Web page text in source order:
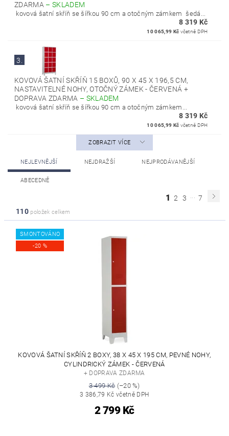
ZDARMA –SKLADEM
kovová šatní skříň se šířkou 90 cm a otočným zámkem šedá...
8 319 Kč
10 065,99 Kč včetně DPH
3.
KOVOVÁ ŠATNÍ SKŘÍŇ 15 BOXŮ, 90 X 45 X 196,5 CM,
NASTAVITELNÉ NOHY, OTOČNÝ ZÁMEK - ČERVENÁ +
DOPRAVA ZDARMA – SKLADEM
kovová šatní skříň se šířkou 90 cm a otočným zámkem...
8 319 Kč
10 065,99 Kč včetně DPH
ZOBRAZIT VÍCE
NEJLEVNĚJŠÍ NEJDRAŽŠÍ NEJPRODÁVANĚJŠÍ
ABECEDNĚ
1 2 3 ... 7
110položek celkem
SMONTOVÁNO
-20 %
KOVOVÁ ŠATNÍ SKŘÍŇ 2 BOXY, 38 X 45 X 195 CM, PEVNÉ NOHY,
CYLINDRICKÝ ZÁMEK - ČERVENÁ
+ DOPRAVA ZDARMA
3 499 Kč(–20 %)
3 386,79 Kč včetně DPH
2 799 Kč